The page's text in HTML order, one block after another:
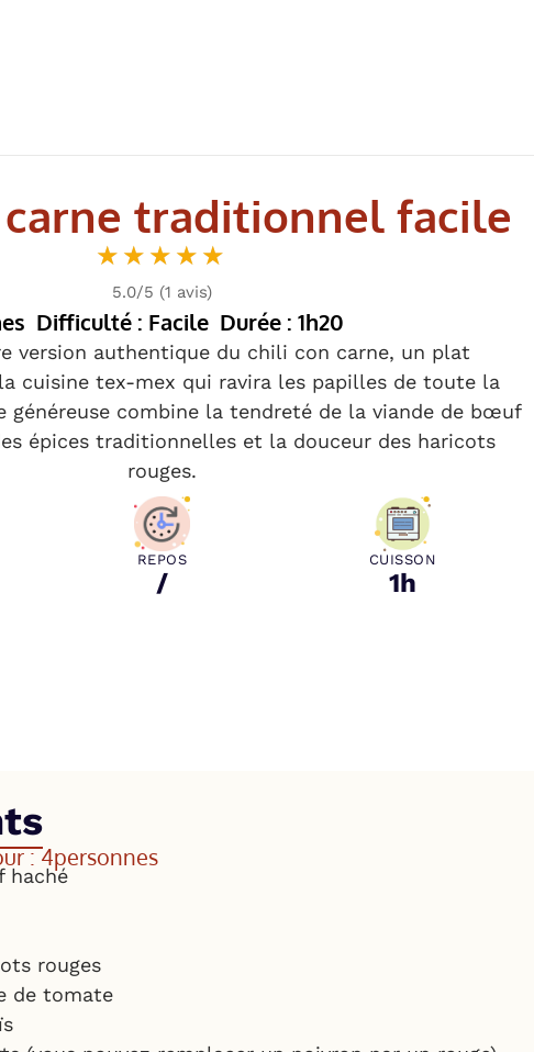
traditionnel facile
★★★★★
★★★★★
5.0/5 (1 avis)
Difficulté : Facile Durée : 1h20
version authentique du chili con carne, un plat
cuisine tex-mex qui ravira les papilles de toute la
généreuse combine la tendreté de la viande de bœuf
épices traditionnelles et la douceur des haricots
rouges.
REPOS
/
CUISSON
1h
: 4personnes
haché
rouges
de tomate